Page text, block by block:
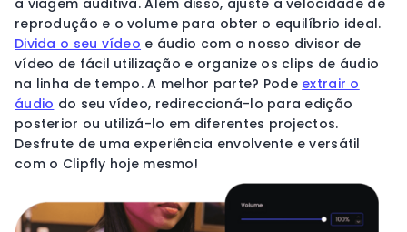
a viagem auditiva. Além disso, ajuste a velocidade de
reprodução e o volume para obter o equilíbrio ideal.
Divida o seu vídeo e áudio com o nosso divisor de
vídeo de fácil utilização e organize os clips de áudio
na linha de tempo. A melhor parte? Pode extrair o
áudio do seu vídeo, redireccioná-lo para edição
posterior ou utilizá-lo em diferentes projectos.
Desfrute de uma experiência envolvente e versátil
com o Clipfly hoje mesmo!